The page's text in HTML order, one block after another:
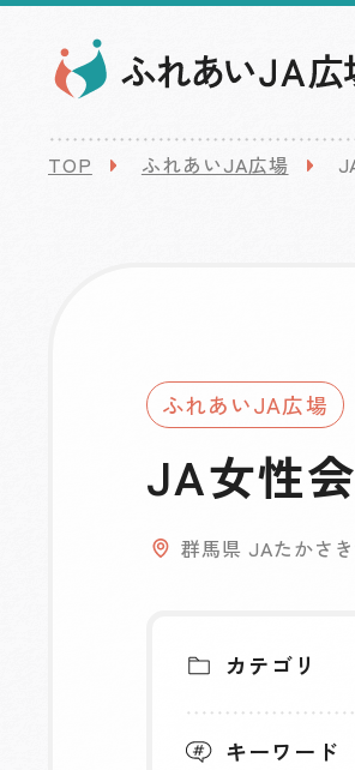
TOP ふれあいJA広場
ふれあいJA広場
JA女性
群馬県 JAたかさ
カテゴリ
キーワード